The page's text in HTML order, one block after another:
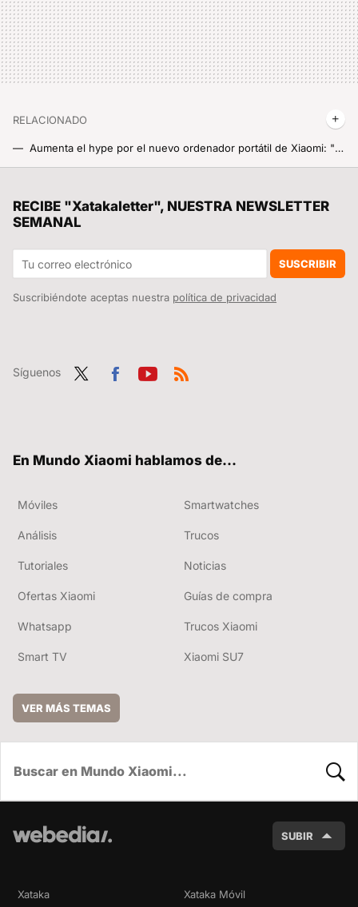
RELACIONADO
Aumenta el hype por el nuevo ordenador portátil de Xiaomi: "la calidad de una pieza de arte"
Cambio radical este verano: HyperOS 4 se ha desecho de los últimos restos de MIUI y será una renovación completa
RECIBE "Xatakaletter", NUESTRA NEWSLETTER
SEMANAL
SUSCRIBIR
Suscribiéndote aceptas nuestra política de privacidad
Síguenos
En Mundo Xiaomi hablamos de...
Móviles Smartwatches
Análisis Trucos
Tutoriales Noticias
Ofertas Xiaomi Guías de compra
Whatsapp Trucos Xiaomi
Smart TV Xiaomi SU7
VER MÁS TEMAS
SUBIR
Xataka Xataka Móvil